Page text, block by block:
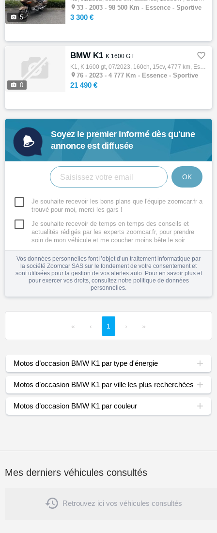
 5
 33 - 2003 - 98 500 Km - Essence - Sportive
3 300 €
 0
BMW K1 K 1600 GT 
K1, K 1600 gt, 07/2023, 160ch, 15cv, 4777 km, Essence, 1649cm³, Couleur noir, Garantie 24 mois, 21490 € Equipements : ...|Alarme antivol|Ap…
 76 - 2023 - 4 777 Km - Essence - Sportive
21 490 €
Soyez le premier informé dès qu'une
annonce est diffusée
OK
Je souhaite recevoir les bons plans que l'équipe zoomcar.fr a
trouvé pour moi, merci les gars !
Je souhaite recevoir de temps en temps des conseils et
actualités rédigés par les experts zoomcar.fr, pour prendre
soin de mon véhicule et me coucher moins bête le soir
Vos données personnelles font l’objet d’un traitement informatique par
la société Zoomcar SAS sur le fondement de votre consentement et
sont utilisées pour la gestion de vos alertes auto. Pour en savoir plus et
pour exercer vos droits, consultez notre politique de données
personnelles.
« ‹ 1 › »
Motos d’occasion BMW K1 par type d'énergie
Motos d’occasion BMW K1 par ville les plus recherchées
Motos d’occasion BMW K1 par couleur
Mes derniers véhicules consultés
 Retrouvez ici vos véhicules consultés